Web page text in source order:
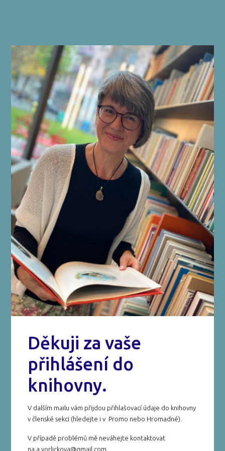
Děkuji za vaše
přihlášení do
knihovny.
V dalším mailu vám přijdou přihlašovací údaje do knihovny
v členské sekci (hledejte i v Promo nebo Hromadné).
V případě problémů mě neváhejte kontaktovat
na a.vorlickova@gmail.com.